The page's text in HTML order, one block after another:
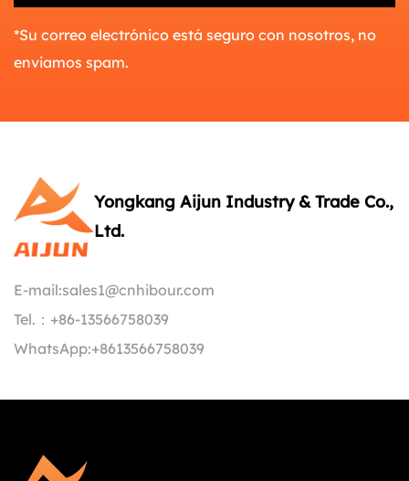
*Su correo electrónico está seguro con nosotros, no
enviamos spam.
Yongkang Aijun Industry & Trade Co.,
Ltd.
E-mail:sales1@cnhibour.com
Tel.： +86-13566758039
WhatsApp:+8613566758039